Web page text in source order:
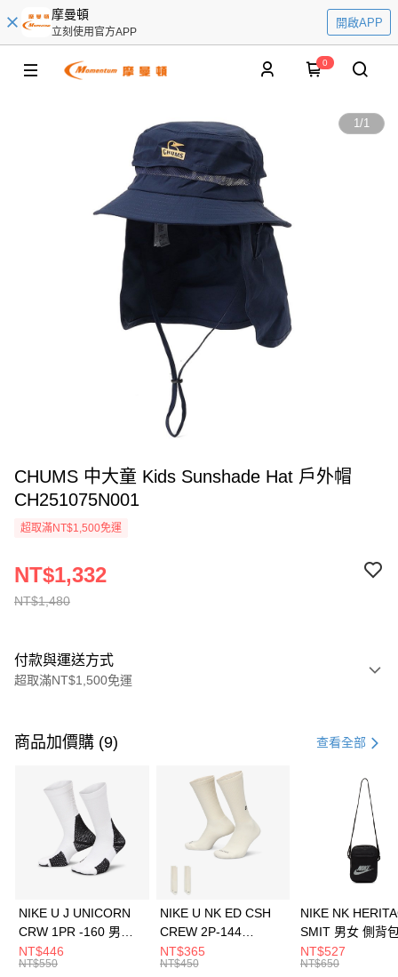
摩曼頓
立刻使用官方APP
開啟APP
0
1/1
CHUMS 中大童 Kids Sunshade Hat 戶外帽
CH251075N001
超取滿NT$1,500免運
NT$1,480
NT$1,332
付款與運送方式
超取滿NT$1,500免運
信用卡一次付款
3 期 0 利率 每期 21家銀行
合作金庫商業銀行
第一商業銀行
華南商業銀行
彰化商業銀行
上海商業儲蓄銀行
元大商業銀行
Apple Pay
全盈+PAY
AFTEE先享後付
商品加價購 (9) 查看全部
NIKE U J UNICORN
CRW 1PR -160 男女
中統襪 FZ3393100
NT$446
NT$550
NIKE U NK ED CSH
CREW 2P-144
EMBRDY 男女 短統襪
FZ3073133
NT$365
NT$450
NIKE NK
SMIT 男女 側背
BA5871010
NT$527
NT$650